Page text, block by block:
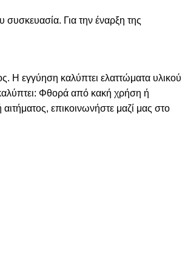
συσκευασία. Για την έναρξη της
Η εγγύηση καλύπτει ελαττώματα υλικού
καλύπτει: Φθορά από κακή χρήση ή
επικοινωνήστε μαζί μας στο